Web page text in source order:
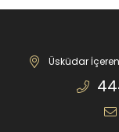
Üsküdar